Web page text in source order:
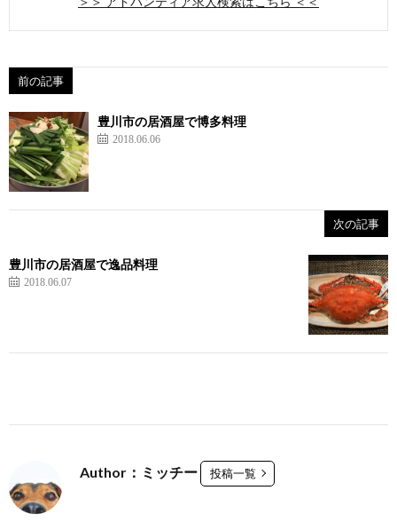
前の記事
豊川市の居酒屋で博多料理
2018.06.06
次の記事
豊川市の居酒屋で逸品料理
2018.06.07
Author：ミッチー 投稿一覧